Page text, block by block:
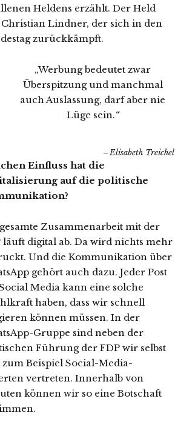
Heldens erzählt. Der Held
Lindner, der sich in den
zurückkämpft.
„Werbung bedeutet zwar
Überspitzung und manchmal
auch Auslassung, darf aber nie
Lüge sein.“
Elisabeth Treichel
Einfluss hat die
auf die politische
Zusammenarbeit mit der
läuft digital ab. Da wird nichts mehr
Und die Kommunikation über
gehört auch dazu. Jeder Post
Media kann eine solche
haben, dass wir schnell
können müssen. In der
Gruppe sind neben der
Führung der FDP wir selbst
Beispiel Social-Media-
vertreten. Innerhalb von
können wir so eine Botschaft